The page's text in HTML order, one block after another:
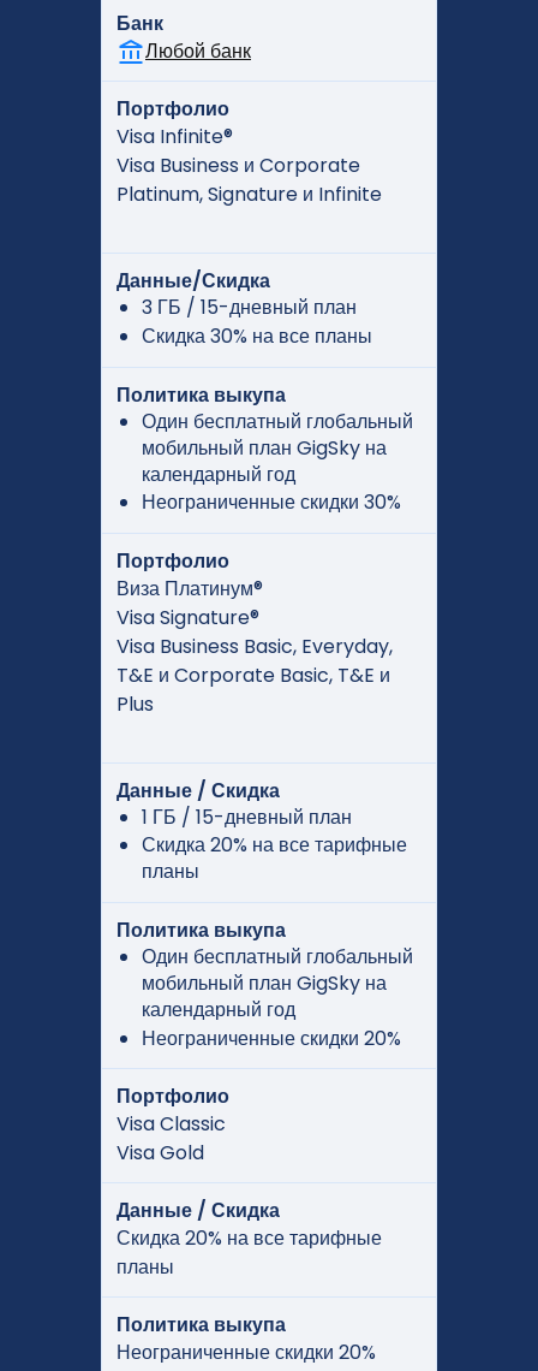
Банк
Любой банк
Портфолио
Visa Infinite®
Visa Business и Corporate
Platinum, Signature и Infinite
Данные/Скидка
3 ГБ / 15-дневный план
Скидка 30% на все планы
Политика выкупа
Один бесплатный глобальный
мобильный план GigSky на
календарный год
Неограниченные скидки 30%
Портфолио
Виза Платинум®
Visa Signature®
Visa Business Basic, Everyday,
T&E и Corporate Basic, T&E и
Plus
Данные / Скидка
1 ГБ / 15-дневный план
Скидка 20% на все тарифные
планы
Политика выкупа
Один бесплатный глобальный
мобильный план GigSky на
календарный год
Неограниченные скидки 20%
Портфолио
Visa Classic
Visa Gold
Данные / Скидка
Скидка 20% на все тарифные
планы
Политика выкупа
Неограниченные скидки 20%